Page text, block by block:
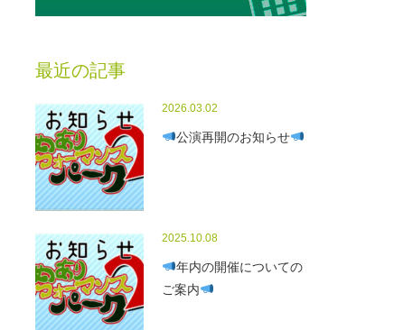
最近の記事
2026.03.02
公演再開のお知らせ
2025.10.08
年内の開催についての
ご案内